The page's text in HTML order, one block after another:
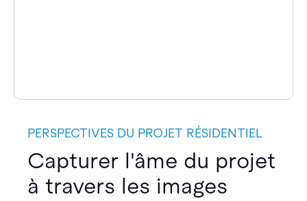
PERSPECTIVES DU PROJET RÉSIDENTIEL
Capturer l'âme du projet
à travers les images